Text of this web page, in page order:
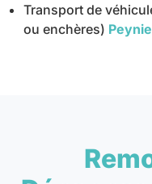
Transport de
ou enchères)